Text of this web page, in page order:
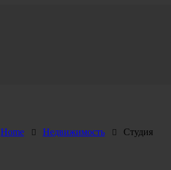
Home Недвижимость Студия